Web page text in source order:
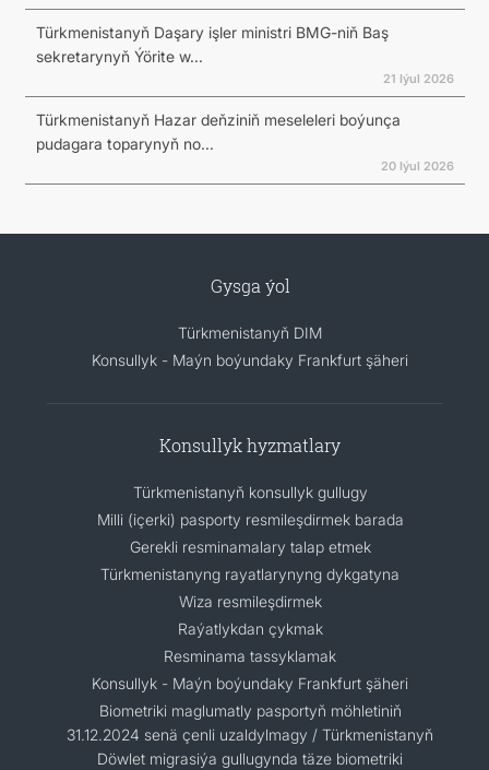
Türkmenistanyň Daşary işler ministri BMG-niň Baş
sekretarynyň Ýörite w...
21 Iýul 2026
Türkmenistanyň Hazar deňziniň meseleleri boýunça
pudagara toparynyň no...
20 Iýul 2026
Gysga ýol
Türkmenistanyň DIM
Konsullyk - Maýn boýundaky Frankfurt şäheri
Konsullyk hyzmatlary
Türkmenistanyň konsullyk gullugy
Milli (içerki) pasporty resmileşdirmek barada
Gerekli resminamalary talap etmek
Türkmenistanyng rayatlarynyng dykgatyna
Wiza resmileşdirmek
Raýatlykdan çykmak
Resminama tassyklamak
Konsullyk - Maýn boýundaky Frankfurt şäheri
Biometriki maglumatly pasportyň möhletiniň
31.12.2024 senä çenli uzaldylmagy / Türkmenistanyň
Döwlet migrasiýa gullugynda täze biometriki